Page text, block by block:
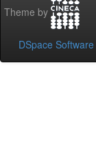
Theme by
DSpace Software